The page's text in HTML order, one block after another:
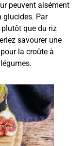
peuvent aisément
glucides. Par
plutôt que du riz
savourer une
la croûte à